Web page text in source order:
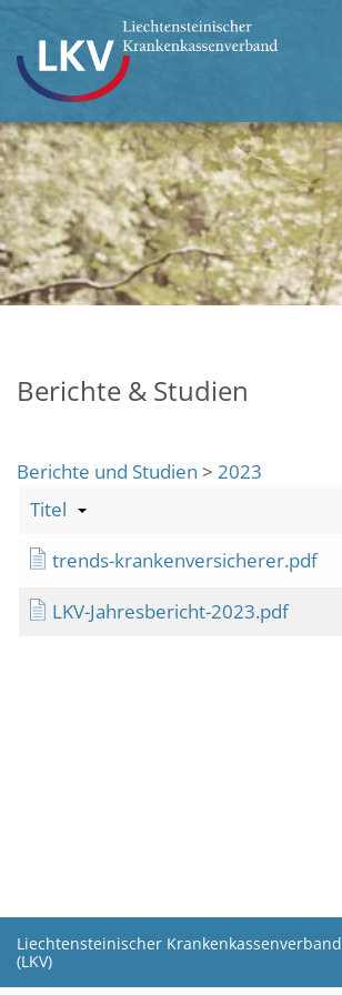
Berichte & Studien
Berichte und Studien > 2023
Titel
trends-krankenversicherer.pdf
LKV-Jahresbericht-2023.pdf
Liechtensteinischer Krankenkassenverband
(LKV)